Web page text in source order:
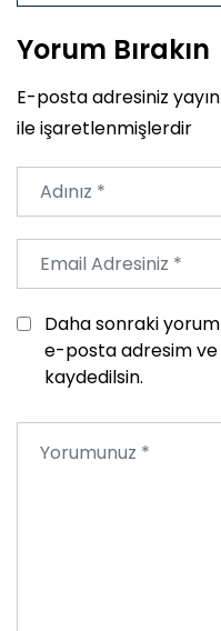
Yorum Bırakın
E-posta adresiniz
ile işaretlenmişlerdir
Daha sonraki
e-posta adresim ve
kaydedilsin.